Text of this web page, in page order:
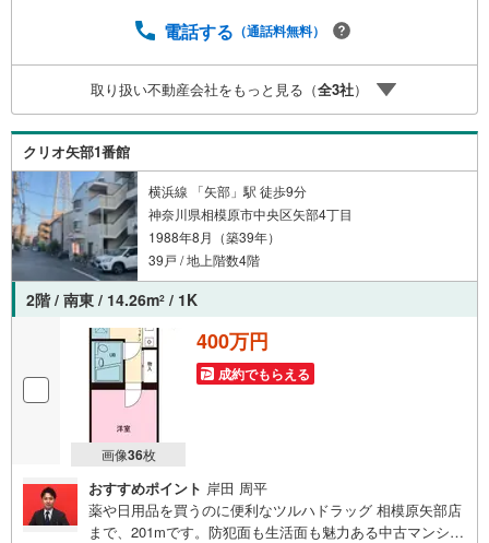
でのお越しも大歓迎です！
電話する （通話料無料）
取り扱い不動産会社をもっと見る（全3社）
クリオ矢部1番館
横浜線 「矢部」駅 徒歩9分
神奈川県相模原市中央区矢部4丁目
1988年8月（築39年）
39戸 / 地上階数4階
2階 / 南東 / 14.26m2 / 1K
画像36枚
400万円
成約でもらえる
おすすめポイント 岸田 周平
薬や日用品を買うのに便利なツルハドラッグ 相模原矢部店
まで、201mです。防犯面も生活面も魅力ある中古マンショ